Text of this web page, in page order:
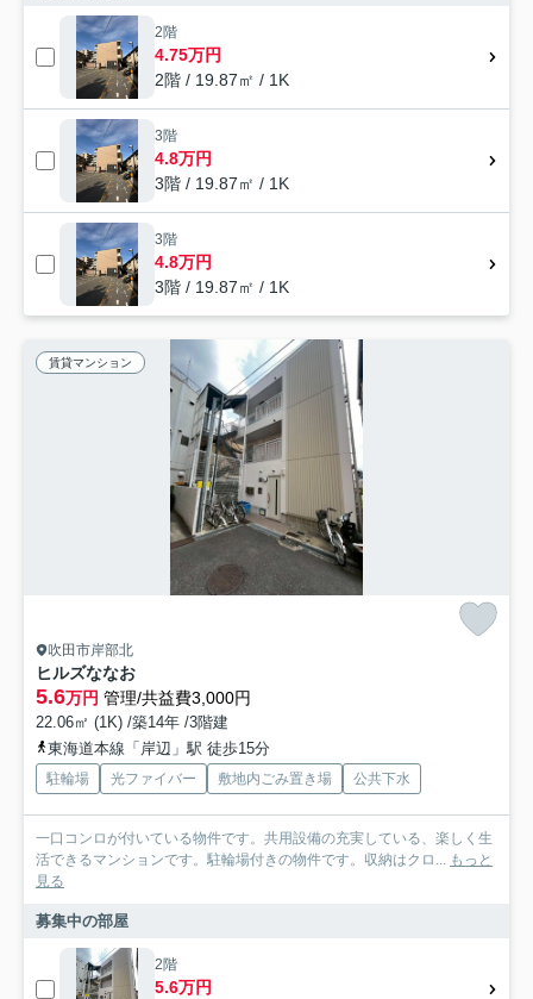
2階
4.75万円
2階 / 19.87㎡ / 1K
3階
4.8万円
3階 / 19.87㎡ / 1K
3階
4.8万円
3階 / 19.87㎡ / 1K
賃貸マンション
吹田市岸部北
ヒルズななお
5.6万円 管理/共益費3,000円
22.06㎡ (1K) /築14年 /3階建
東海道本線「岸辺」駅 徒歩15分
駐輪場 光ファイバー 敷地内ごみ置き場 公共下水
一口コンロが付いている物件です。共用設備の充実している、楽しく生
活できるマンションです。駐輪場付きの物件です。収納はクロ... もっと
見る
募集中の部屋
2階
5.6万円